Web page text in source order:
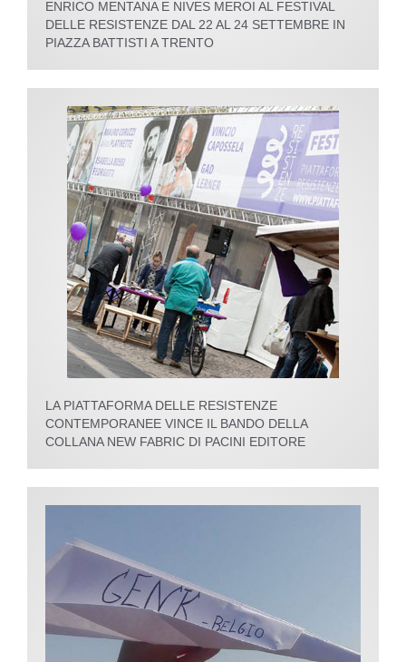
ENRICO MENTANA E NIVES MEROI AL FESTIVAL
DELLE RESISTENZE DAL 22 AL 24 SETTEMBRE IN
PIAZZA BATTISTI A TRENTO
LA PIATTAFORMA DELLE RESISTENZE
CONTEMPORANEE VINCE IL BANDO DELLA
COLLANA NEW FABRIC DI PACINI EDITORE